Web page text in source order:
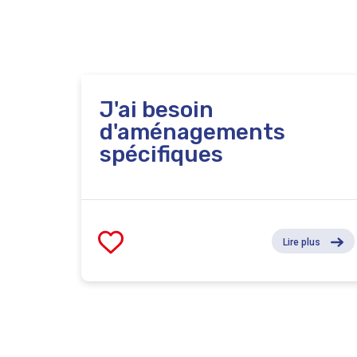
J'ai besoin
d'aménagements
spécifiques
Lire plus